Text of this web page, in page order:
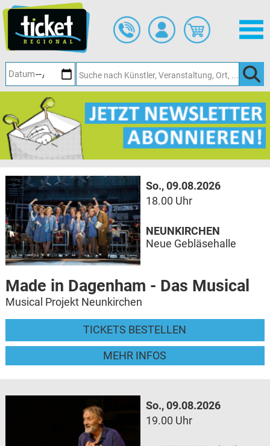
Hauptinhalt
springen
So., 09.08.2026
18.00 Uhr
Made in Dagenham - Das Musical
Musical Projekt Neunkirchen
TICKETS BESTELLEN
MEHR INFOS
NEUNKIRCHEN
Neue Gebläsehalle
So., 09.08.2026
19.00 Uhr